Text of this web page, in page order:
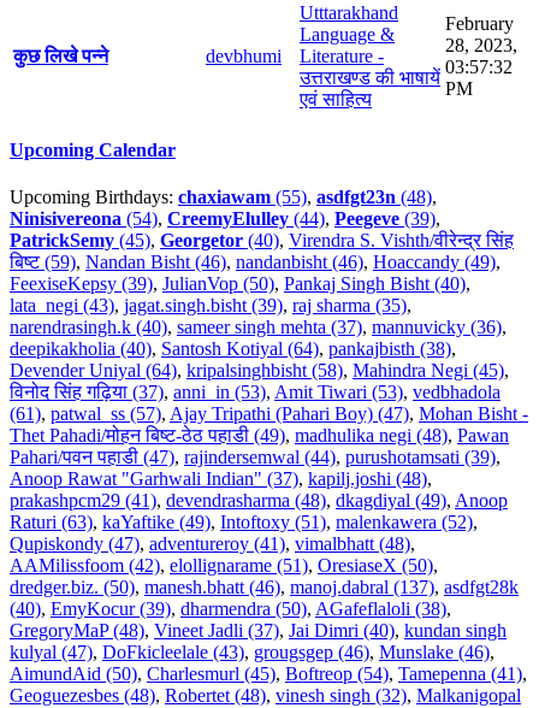
कुछ लिखे पन्ने devbhumi
Utttarakhand
Language &
Literature -
उत्तराखण्ड की भाषायें
एवं साहित्य
February
28, 2023,
03:57:32
PM
Upcoming Calendar
Upcoming Birthdays: chaxiawam (55), asdfgt23n (48),
Ninisivereona (54), CreemyElulley (44), Peegeve (39),
PatrickSemy (45), Georgetor (40), Virendra S. Vishth/वीरेन्द्र सिंह
बिष्ट (59), Nandan Bisht (46), nandanbisht (46), Hoaccandy (49),
FeexiseKepsy (39), JulianVop (50), Pankaj Singh Bisht (40),
lata_negi (43), jagat.singh.bisht (39), raj sharma (35),
narendrasingh.k (40), sameer singh mehta (37), mannuvicky (36),
deepikakholia (40), Santosh Kotiyal (64), pankajbisth (38),
Devender Uniyal (64), kripalsinghbisht (58), Mahindra Negi (45),
विनोद सिंह गढ़िया (37), anni_in (53), Amit Tiwari (53), vedbhadola
(61), patwal_ss (57), Ajay Tripathi (Pahari Boy) (47), Mohan Bisht -
Thet Pahadi/मोहन बिष्ट-ठेठ पहाडी (49), madhulika negi (48), Pawan
Pahari/पवन पहाडी (47), rajindersemwal (44), purushotamsati (39),
Anoop Rawat "Garhwali Indian" (37), kapilj.joshi (48),
prakashpcm29 (41), devendrasharma (48), dkagdiyal (49), Anoop
Raturi (63), kaYaftike (49), Intoftoxy (51), malenkawera (52),
Qupiskondy (47), adventureroy (41), vimalbhatt (48),
AAMilissfoom (42), elollignarame (51), OresiaseX (50),
dredger.biz. (50), manesh.bhatt (46), manoj.dabral (137), asdfgt28k
(40), EmyKocur (39), dharmendra (50), AGafeflaloli (38),
GregoryMaP (48), Vineet Jadli (37), Jai Dimri (40), kundan singh
kulyal (47), DoFkicleelale (43), grougsgep (46), Munslake (46),
AimundAid (50), Charlesmurl (45), Boftreop (54), Tamepenna (41),
Geoguezesbes (48), Robertet (48), vinesh singh (32), Malkanigopal